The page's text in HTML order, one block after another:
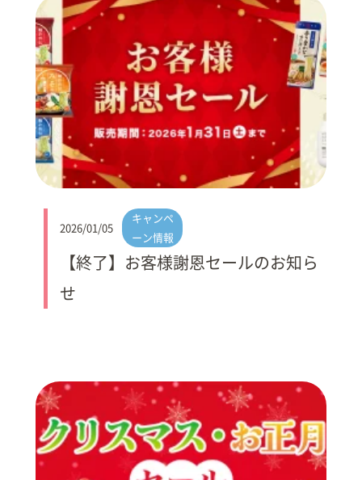
2026/01/05
キャンペ
ーン情報
【終了】お客様謝恩セールのお知ら
せ